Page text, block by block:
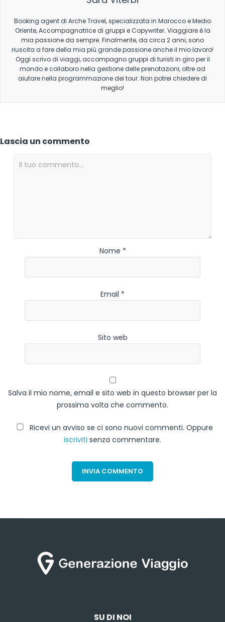
Booking agent di Arche Travel, specializzata in Marocco e Medio
Oriente, Accompagnatrice di gruppi e Copywriter. Viaggiare è la
mia passione da sempre. Finalmente, da circa 2 anni, sono
riuscita a fare della mia più grande passione anche il mio lavoro!
Oggi scrivo di viaggi, accompagno gruppi di turisti in giro per il
mondo e collaboro nella gestione delle prenotazioni, oltre ad
aiutare nella programmazione dei tour. Non potrei chiedere di
meglio!
Lascia un commento
Nome *
Email *
Sito web
Salva il mio nome, email e sito web in questo browser per la
prossima volta che commento.
Ricevi un avviso se ci sono nuovi commenti. Oppure
iscriviti senza commentare.
SU DI NOI